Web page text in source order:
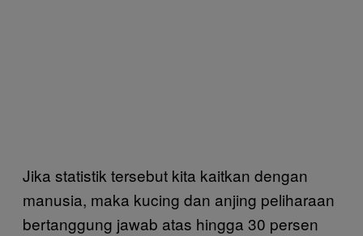
Jika statistik tersebut kita kaitkan dengan
manusia, maka kucing dan anjing peliharaan
bertanggung jawab atas hingga 30 persen